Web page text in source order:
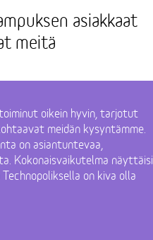
asiakkaat
meitä
oikein hyvin, tarjotut
meidän kysyntämme.
on asiantuntevaa,
Kokonaisvaikutelma näyttäisi
on kiva olla